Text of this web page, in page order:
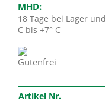
MHD:
18 Tage bei Lager
C bis +7° C
Artikel Nr.